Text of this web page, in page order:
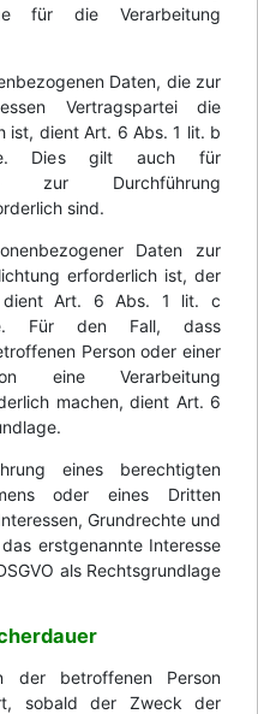
für die Verarbeitung
Daten, die zur
Vertragspartei die
ist, dient Art. 6 Abs. 1 lit. b
Dies gilt auch für
zur Durchführung
sind.
Daten zur
erforderlich ist, der
dient Art. 6 Abs. 1 lit. c
Für den Fall, dass
Person oder einer
eine Verarbeitung
machen, dient Art. 6
eines berechtigten
oder eines Dritten
Grundrechte und
erstgenannte Interesse
als Rechtsgrundlage
der betroffenen Person
sobald der Zweck der